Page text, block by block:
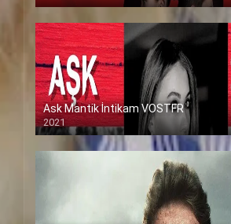
Ask Mantik İntikam VOSTFR
2021